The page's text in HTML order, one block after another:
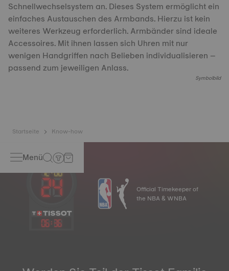
Schnellwechselsystem an. Dieses System ermöglicht ein
einfaches Austauschen des Armbands. Hierzu ist kein
weiteres Werkzeug erforderlich. Armbänder sind ideale
Accessoires. Mit ihnen lassen sich Uhren mit nur
wenigen Handgriffen nach Belieben individualisieren –
passend zum jeweiligen Anlass.
Symbolbild
Startseite Know-how
Menü
06: 36
Official Timekeeper of
the NBA & WNBA